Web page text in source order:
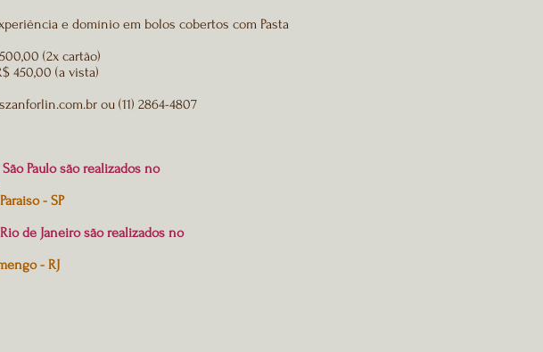
e domínio em bolos cobertos com Pasta
(2x cartão)
vista)
ou (11) 2864-4807
Paulo são realizados no
- SP
de Janeiro são realizados no
- RJ